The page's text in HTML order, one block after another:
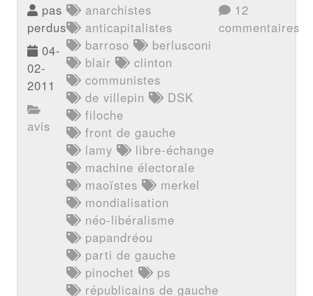
pas
perdus
04-
02-
2011
avis
anarchistes
anticapitalistes
barroso
berlusconi
blair
clinton
communistes
de villepin
DSK
filoche
front de gauche
lamy
libre-échange
machine électorale
maoïstes
merkel
mondialisation
néo-libéralisme
papandréou
parti de gauche
pinochet
ps
républicains de gauche
12
commentaires